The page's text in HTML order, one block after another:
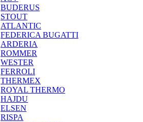
BUDERUS
STOUT
ATLANTIC
FEDERICA BUGATTI
ARDERIA
ROMMER
WESTER
FERROLI
THERMEX
ROYAL THERMO
HAJDU
ELSEN
RISPA